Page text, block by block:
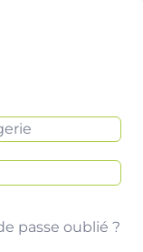
passe oublié ?